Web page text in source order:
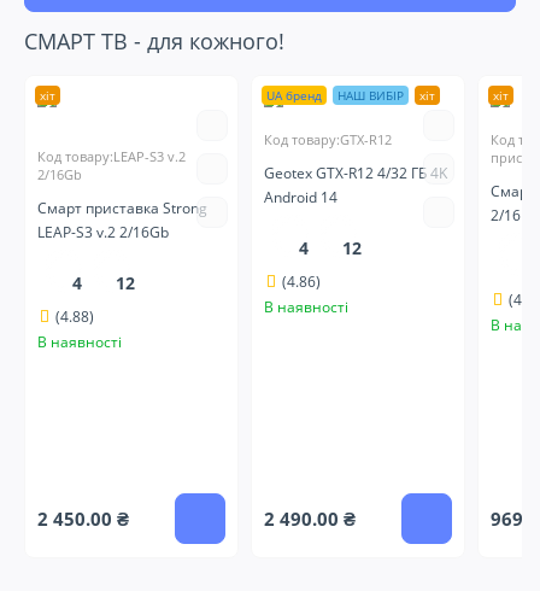
СМАРТ ТВ - для кожного!
хіт
Код товару:LEAP-S3 v.2
2/16Gb
Смарт приставка Strong
LEAP-S3 v.2 2/16Gb
4 12
(4.88)
В наявності
2 450.00 ₴
UA бренд НАШ ВИБІР хіт
Код товару:GTX-R12
Geotex GTX-R12 4/32 ГБ 4K
Android 14
4 12
(4.86)
В наявності
2 490.00 ₴
хіт
Код
Смарт
2/16
В